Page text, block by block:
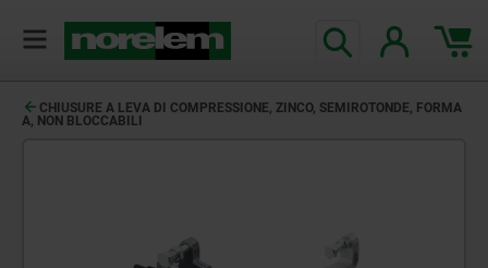
CHIUSURE A LEVA DI COMPRESSIONE, ZINCO, SEMIROTONDE, FORMA
A, NON BLOCCABILI